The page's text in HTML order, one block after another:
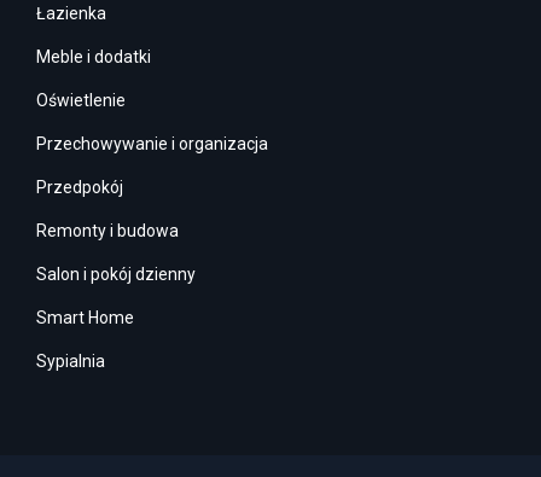
Łazienka
Meble i dodatki
Oświetlenie
Przechowywanie i organizacja
Przedpokój
Remonty i budowa
Salon i pokój dzienny
Smart Home
Sypialnia